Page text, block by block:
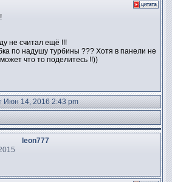
не считал ещё !!!
по надушу турбины ??? Хотя в панели не
что то поделитесь !!))
Июн 14, 2016 2:43 pm
leon777